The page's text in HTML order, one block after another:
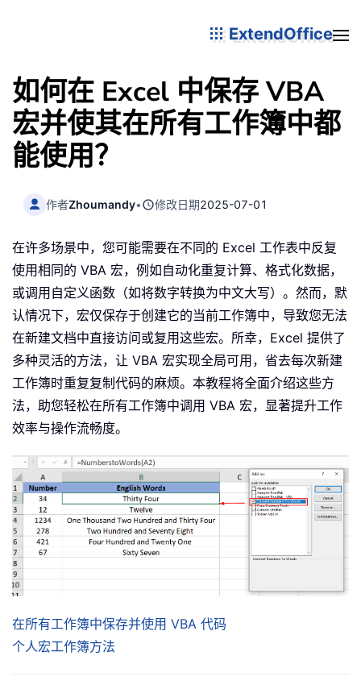
ExtendOffice
如何在 Excel 中保存 VBA
宏并使其在所有工作簿中都
能使用？
作者Zhoumandy• 修改日期2025-07-01
在许多场景中，您可能需要在不同的 Excel 工作表中反复
使用相同的 VBA 宏，例如自动化重复计算、格式化数据，
或调用自定义函数（如将数字转换为中文大写）。然而，默
认情况下，宏仅保存于创建它的当前工作簿中，导致您无法
在新建文档中直接访问或复用这些宏。所幸，Excel 提供了
多种灵活的方法，让 VBA 宏实现全局可用，省去每次新建
工作簿时重复复制代码的麻烦。本教程将全面介绍这些方
法，助您轻松在所有工作簿中调用 VBA 宏，显著提升工作
效率与操作流畅度。
在所有工作簿中保存并使用 VBA 代码
个人宏工作簿方法